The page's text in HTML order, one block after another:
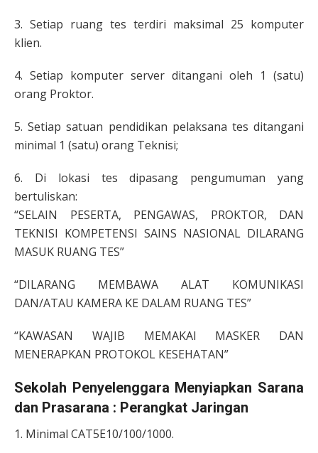
3. Setiap ruang tes terdiri maksimal 25 komputer
klien.
4. Setiap komputer server ditangani oleh 1 (satu)
orang Proktor.
5. Setiap satuan pendidikan pelaksana tes ditangani
minimal 1 (satu) orang Teknisi;
6. Di lokasi tes dipasang pengumuman yang
bertuliskan:
“SELAIN PESERTA, PENGAWAS, PROKTOR, DAN
TEKNISI KOMPETENSI SAINS NASIONAL DILARANG
MASUK RUANG TES”
“DILARANG MEMBAWA ALAT KOMUNIKASI
DAN/ATAU KAMERA KE DALAM RUANG TES”
“KAWASAN WAJIB MEMAKAI MASKER DAN
MENERAPKAN PROTOKOL KESEHATAN”
Sekolah Penyelenggara Menyiapkan Sarana
dan Prasarana : Perangkat Jaringan
1. Minimal CAT5E10/100/1000.